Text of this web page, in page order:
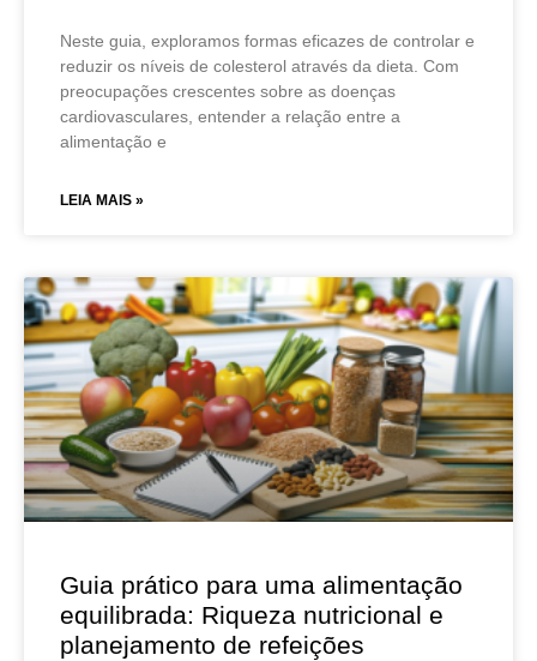
Neste guia, exploramos formas eficazes de controlar e
reduzir os níveis de colesterol através da dieta. Com
preocupações crescentes sobre as doenças
cardiovasculares, entender a relação entre a
alimentação e
LEIA MAIS »
Guia prático para uma alimentação
equilibrada: Riqueza nutricional e
planejamento de refeições